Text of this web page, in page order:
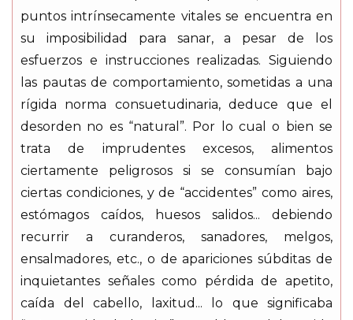
puntos intrínsecamente vitales se encuentra en
su imposibilidad para sanar, a pesar de los
esfuerzos e instrucciones realizadas. Siguiendo
las pautas de comportamiento, sometidas a una
rígida norma consuetudinaria, deduce que el
desorden no es “natural”. Por lo cual o bien se
trata de imprudentes excesos, alimentos
ciertamente peligrosos si se consumían bajo
ciertas condiciones, y de “accidentes” como aires,
estómagos caídos, huesos salidos... debiendo
recurrir a curanderos, sanadores, melgos,
ensalmadores, etc., o de apariciones súbditas de
inquietantes señales como pérdida de apetito,
caída del cabello, laxitud... lo que significaba